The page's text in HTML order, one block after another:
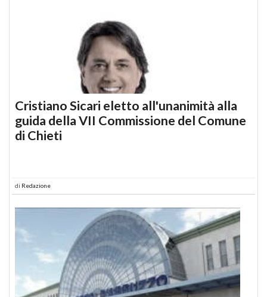
Cristiano Sicari eletto all'unanimità alla
guida della VII Commissione del Comune
di Chieti
di Redazione